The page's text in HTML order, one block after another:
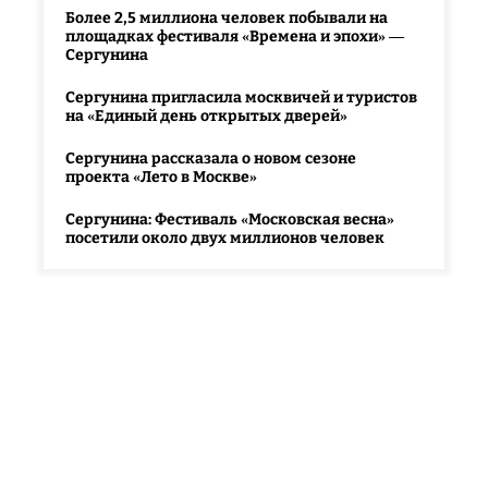
Более 2,5 миллиона человек побывали на
площадках фестиваля «Времена и эпохи» —
Сергунина
Сергунина пригласила москвичей и туристов
на «Единый день открытых дверей»
Сергунина рассказала о новом сезоне
проекта «Лето в Москве»
Сергунина: Фестиваль «Московская весна»
посетили около двух миллионов человек